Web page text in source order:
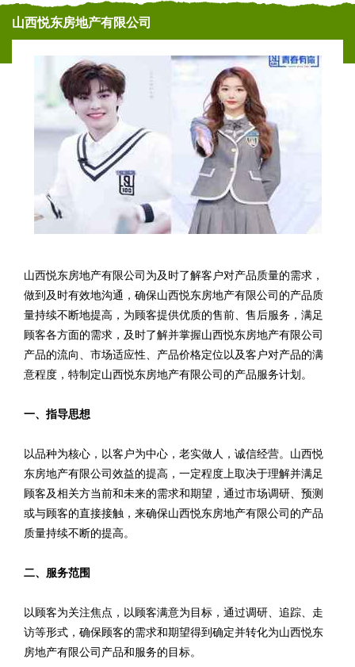
山西悦东房地产有限公司
山西悦东房地产有限公司为及时了解客户对产品质量的需求，
做到及时有效地沟通，确保山西悦东房地产有限公司的产品质
量持续不断地提高，为顾客提供优质的售前、售后服务，满足
顾客各方面的需求，及时了解并掌握山西悦东房地产有限公司
产品的流向、市场适应性、产品价格定位以及客户对产品的满
意程度，特制定山西悦东房地产有限公司的产品服务计划。
一、指导思想
以品种为核心，以客户为中心，老实做人，诚信经营。山西悦
东房地产有限公司效益的提高，一定程度上取决于理解并满足
顾客及相关方当前和未来的需求和期望，通过市场调研、预测
或与顾客的直接接触，来确保山西悦东房地产有限公司的产品
质量持续不断的提高。
二、服务范围
以顾客为关注焦点，以顾客满意为目标，通过调研、追踪、走
访等形式，确保顾客的需求和期望得到确定并转化为山西悦东
房地产有限公司产品和服务的目标。